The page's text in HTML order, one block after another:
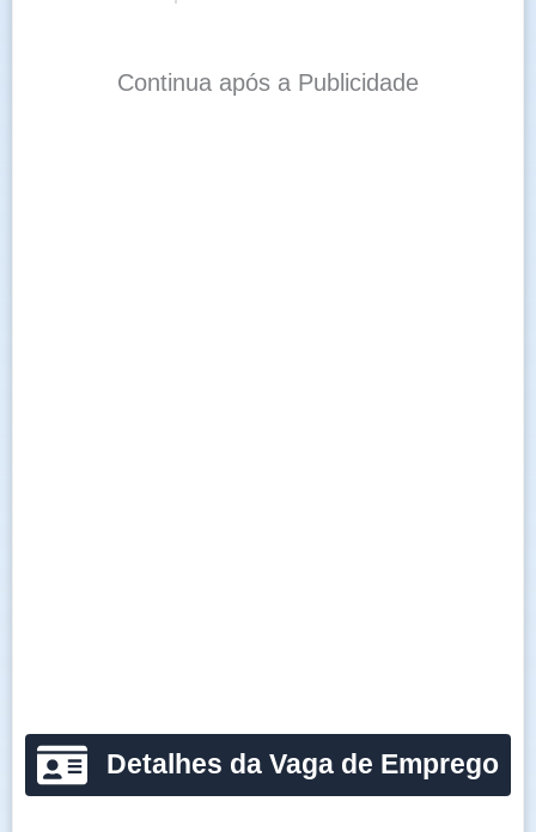
Continua após a Publicidade
Detalhes da Vaga de Emprego